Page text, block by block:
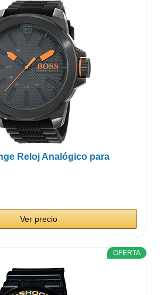
Reloj Analógico para
Ver precio
OFERTA